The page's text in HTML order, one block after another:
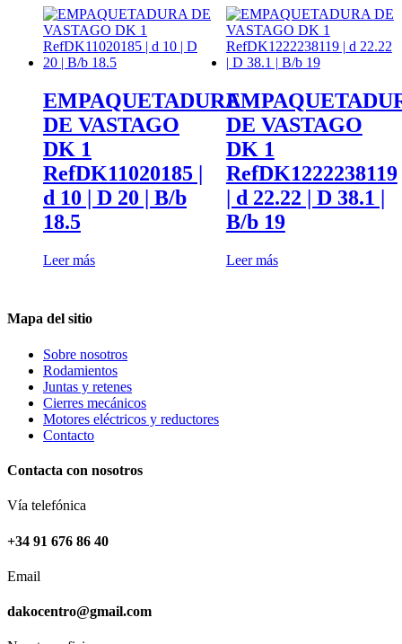
EMPAQUETADURA
DE VASTAGO
DK 1
RefDK11020185 |
d 10 | D 20 | B/b
18.5
Leer más
DE VASTAGO
DK 1
RefDK1222238119
| d 22.22 | D 38.1 |
B/b 19
Leer más
Mapa del sitio
Sobre nosotros
Rodamientos
Juntas y retenes
Cierres mecánicos
Motores eléctricos y reductores
Contacto
Contacta con nosotros
Vía telefónica
+34 91 676 86 40
Email
dakocentro@gmail.com
aumentas la
posibilidad de
ver contenido y
ofertas
personalizados.
realmente te
interesa.